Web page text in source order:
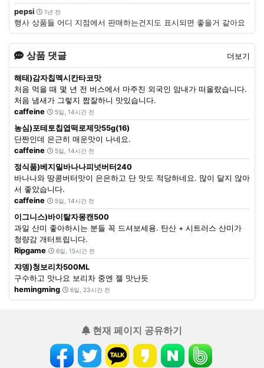
pepsi
1년 전
행사 상품들 어디 지점에서 판매하는건지도 표시되면 좋을거 같아요
상품 댓글 더보기
해태)감자칩멕시칸타코맛
처음 먹을 때 몇 년 전 버스에서 마주친 외국인 암내가 떠올랐습니다.
처음 냄새가 그렇지 짭잘하니 맛있습니다.
caffeine
5일, 14시간 전
농심)포테토칩엽떡로제맛55g(16)
단짠인데 은근히 매운맛이 나네요.
caffeine
5일, 14시간 전
정식품)베지밀바나나피넛버터240
바나나와 땅콩버터맛이 은은하고 단 맛도 적당하네요. 많이 달지 않아
서 좋았습니다.
caffeine
5일, 14시간 전
이그니스)바이탈자몽캔500
과일 산미 좋아하시는 분들 꼭 드셔보세용. 탄산 + 시트러스 산미가
청량감 개터트립니다.
Ripgame
6일, 15시간 전
쟈뎅)청보리차500ML
구수하고 맛나요 보리차 중엔 젤 맛난듯
hemingming
6일, 23시간 전
현재 페이지 공유하기